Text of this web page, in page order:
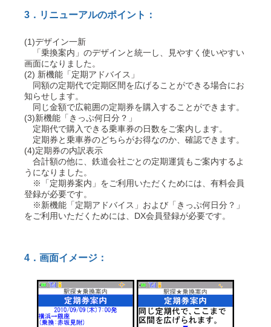
3．リニューアルのポイント：
(1)デザイン一新
「乗換案内」のデザインと統一し、見やすく使いやすい
画面になりました。
(2) 新機能「定期アドバイス」
同額の定期代で定期区間を広げることができる場合にお
知らせします。
同じ金額で広範囲の定期券を購入することができます。
(3)新機能「きっぷ何日分？」
定期代で購入できる乗車券の日数をご案内します。
定期券と乗車券のどちらがお得なのか、確認できます。
(4)定期券の内訳表示
合計額の他に、鉄道会社ごとの定期運賃もご案内するよ
うになりました。
※「定期券案内」をご利用いただくためには、有料会員
登録が必要です。
※新機能「定期アドバイス」および「きっぷ何日分？」
をご利用いただくためには、DX会員登録が必要です。
4．画面イメージ：